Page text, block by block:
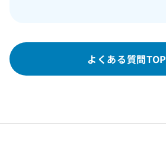
よくある質問TOP